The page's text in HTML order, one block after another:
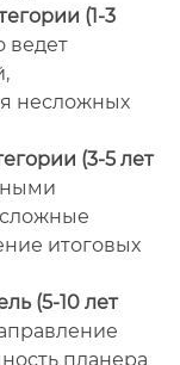
(1-3
ведет
несложных
(3-5 лет
итоговых
(5-10 лет
планера